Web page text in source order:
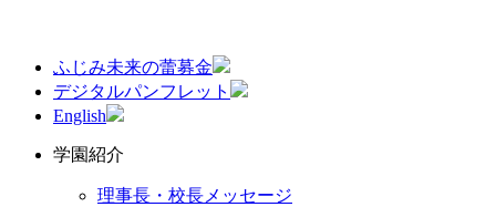
ふじみ未来の蕾募金
デジタルパンフレット
English
学園紹介
理事長・校長メッセージ